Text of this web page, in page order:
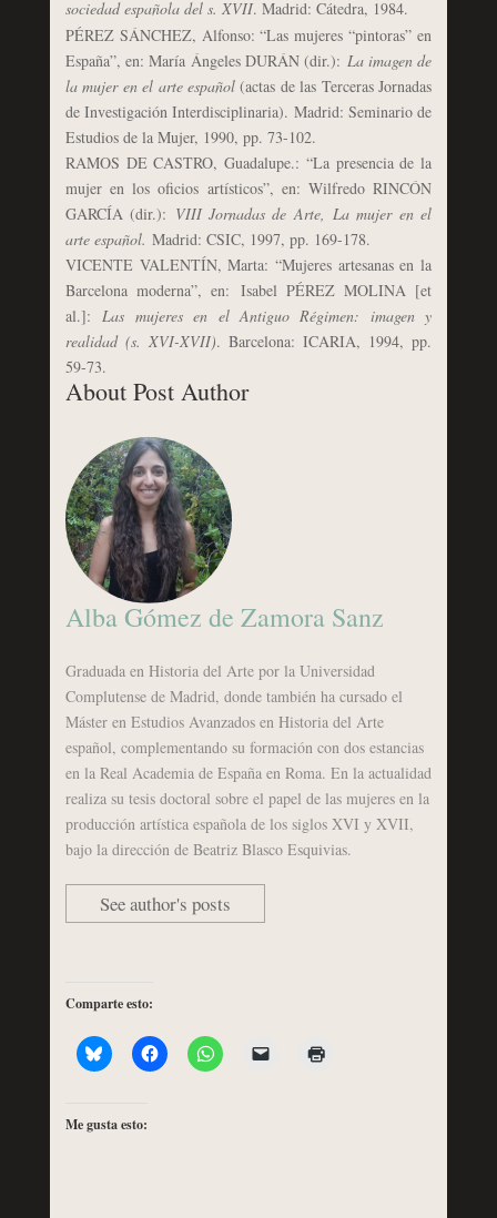
sociedad española del s. XVII. Madrid: Cátedra, 1984.
PÉREZ SÁNCHEZ, Alfonso: “Las mujeres “pintoras” en
España”, en: María Ángeles DURÁN (dir.): La imagen de
la mujer en el arte español(actas de las Terceras Jornadas
de Investigación Interdisciplinaria). Madrid: Seminario de
Estudios de la Mujer, 1990, pp. 73-102.
RAMOS DE CASTRO, Guadalupe.: “La presencia de la
mujer en los oficios artísticos”, en: Wilfredo RINCÓN
GARCÍA (dir.): VIII Jornadas de Arte, La mujer en el
arte español. Madrid: CSIC, 1997, pp. 169-178.
VICENTE VALENTÍN, Marta: “Mujeres artesanas en la
Barcelona moderna”, en: Isabel PÉREZ MOLINA [et
al.]:Las mujeres en el Antiguo Régimen: imagen y
realidad (s. XVI-XVII). Barcelona: ICARIA, 1994, pp.
59-73.
About Post Author
Alba Gómez de Zamora Sanz
Graduada en Historia del Arte por la Universidad
Complutense de Madrid, donde también ha cursado el
Máster en Estudios Avanzados en Historia del Arte
español, complementando su formación con dos estancias
en la Real Academia de España en Roma. En la actualidad
realiza su tesis doctoral sobre el papel de las mujeres en la
producción artística española de los siglos XVI y XVII,
bajo la dirección de Beatriz Blasco Esquivias.
See author's posts
Comparte esto:
Me gusta esto: